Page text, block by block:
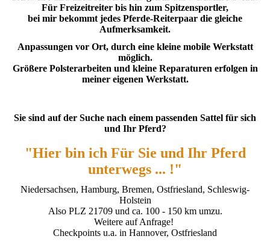
Für Freizeitreiter bis hin zum Spitzensportler,
bei mir bekommt jedes Pferde-Reiterpaar die gleiche
Aufmerksamkeit.
Anpassungen vor Ort, durch eine kleine mobile Werkstatt
möglich.
Größere Polsterarbeiten und kleine Reparaturen erfolgen in
meiner eigenen Werkstatt.
Sie sind auf der Suche nach einem passenden Sattel für sich
und Ihr Pferd?
"Hier bin ich Für Sie und Ihr Pferd
unterwegs ... !"
Niedersachsen, Hamburg, Bremen, Ostfriesland, Schleswig-
Holstein
Also PLZ 21709 und ca. 100 - 150 km umzu.
Weitere auf Anfrage!
Checkpoints u.a. in Hannover, Ostfriesland